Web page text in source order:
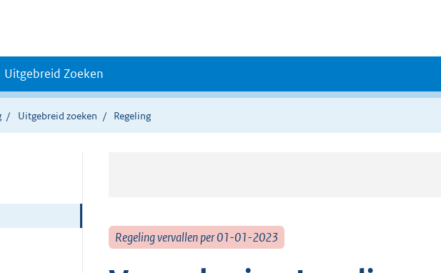
Uitgebreid Zoeken
Uitgebreid zoeken Regeling
Regeling vervallen per 01-01-2023